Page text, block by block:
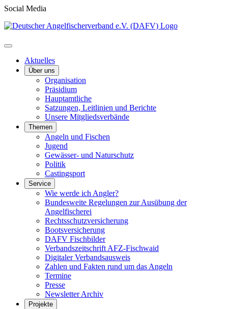
Social Media
Aktuelles
Über uns
Organisation
Präsidium
Hauptamtliche
Satzungen, Leitlinien und Berichte
Unsere Mitgliedsverbände
Themen
Angeln und Fischen
Jugend
Gewässer- und Naturschutz
Politik
Castingsport
Service
Wie werde ich Angler?
Bundesweite Regelungen zur Ausübung der
Angelfischerei
Rechtsschutzversicherung
Bootsversicherung
DAFV Fischbilder
Verbandszeitschrift AFZ-Fischwaid
Digitaler Verbandsausweis
Zahlen und Fakten rund um das Angeln
Termine
Presse
Newsletter Archiv
Projekte